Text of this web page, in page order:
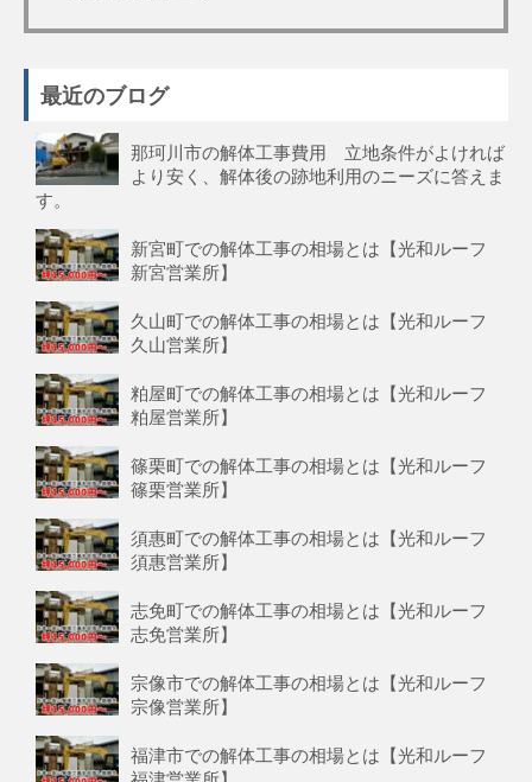
最近のブログ
那珂川市の解体工事費用 立地条件がよければ
より安く、解体後の跡地利用のニーズに答えま
す。
新宮町での解体工事の相場とは【光和ルーフ
新宮営業所】
久山町での解体工事の相場とは【光和ルーフ
久山営業所】
粕屋町での解体工事の相場とは【光和ルーフ
粕屋営業所】
篠栗町での解体工事の相場とは【光和ルーフ
篠栗営業所】
須惠町での解体工事の相場とは【光和ルーフ
須惠営業所】
志免町での解体工事の相場とは【光和ルーフ
志免営業所】
宗像市での解体工事の相場とは【光和ルーフ
宗像営業所】
福津市での解体工事の相場とは【光和ルーフ